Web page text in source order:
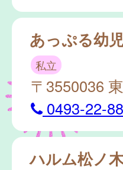
あっぷる幼
私立
〒3550036
0493-22-
ハルム松ノ